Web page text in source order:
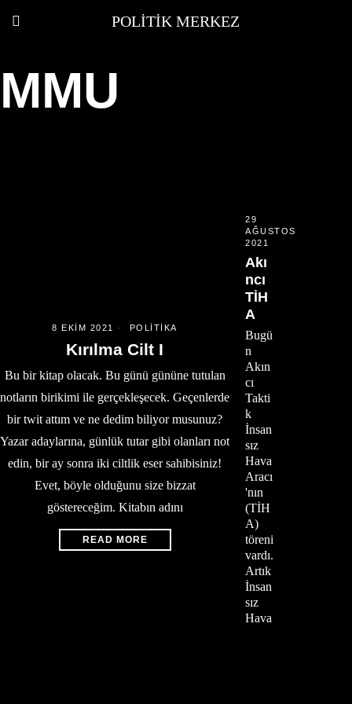
POLITIK MERKEZ
MMU
8 EKIM 2021 POLITIKA
Kırılma Cilt I
Bu bir kitap olacak. Bu günü gününe tutulan
notların birikimi ile gerçekleşecek. Geçenlerde
bir twit attım ve ne dedim biliyor musunuz?
Yazar adaylarına, günlük tutar gibi olanları not
edin, bir ay sonra iki ciltlik eser sahibisiniz!
Evet, böyle olduğunu size bizzat
göstereceğim. Kitabın adını
READ MORE
29
AĞUSTOS
2021
Akı
ncı
TİH
A
Bugü
n
Akın
cı
Takti
k
İnsan
sız
Hava
Aracı
'nın
(TİH
A)
töreni
vardı.
Artık
İnsan
sız
Hava